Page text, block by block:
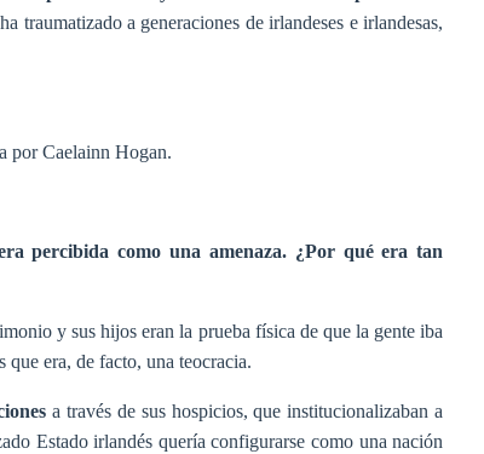
traumatizado a generaciones de irlandeses e irlandesas,
por Caelainn Hogan.
percibida como una amenaza. ¿Por qué era tan
y sus hijos eran la prueba física de que la gente iba
era, de facto, una teocracia.
a través de sus hospicios, que institucionalizaban a
Estado irlandés quería configurarse como una nación